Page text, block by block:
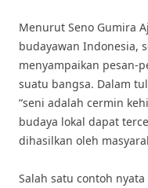
Menurut Seno Gumira
budayawan Indonesia,
menyampaikan pesan-
suatu bangsa. Dalam
“seni adalah cermin
budaya lokal dapat
dihasilkan oleh
Salah satu contoh